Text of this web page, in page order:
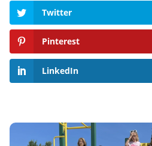
Twitter
Pinterest
LinkedIn